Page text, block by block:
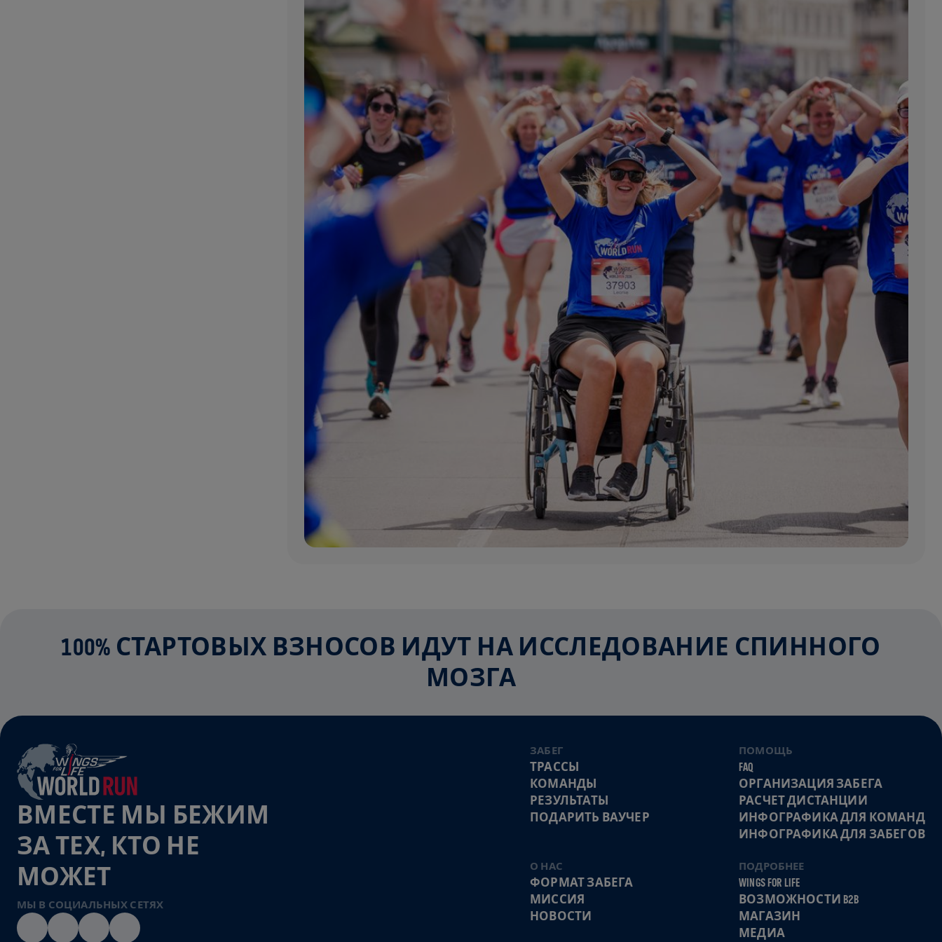
100% СТАРТОВЫХ ВЗНОСОВ ИДУТ НА ИССЛЕДОВАНИЕ СПИННОГО
МОЗГА
ВМЕСТЕ МЫ БЕЖИМ
ЗА ТЕХ, КТО НЕ
МОЖЕТ
МЫ В СОЦИАЛЬНЫХ СЕТЯХ
ЗАБЕГ
ТРАССЫ
КОМАНДЫ
РЕЗУЛЬТАТЫ
ПОДАРИТЬ ВАУЧЕР
ПОМОЩЬ
FAQ
ОРГАНИЗАЦИЯ ЗАБЕГА
РАСЧЕТ ДИСТАНЦИИ
ИНФОГРАФИКА ДЛЯ КОМАНД
ИНФОГРАФИКА ДЛЯ ЗАБЕГОВ
О НАС
ФОРМАТ ЗАБЕГА
МИССИЯ
НОВОСТИ
ПОДРОБНЕЕ
WINGS FOR LIFE
ВОЗМОЖНОСТИ B2B
МАГАЗИН
МЕДИА